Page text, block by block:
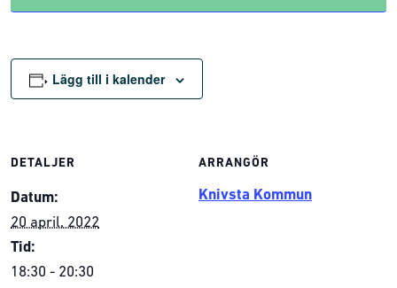
Lägg till i kalender
DETALJER
Datum:
20 april, 2022
Tid:
18:30 - 20:30
ARRANGÖR
Knivsta Kommun